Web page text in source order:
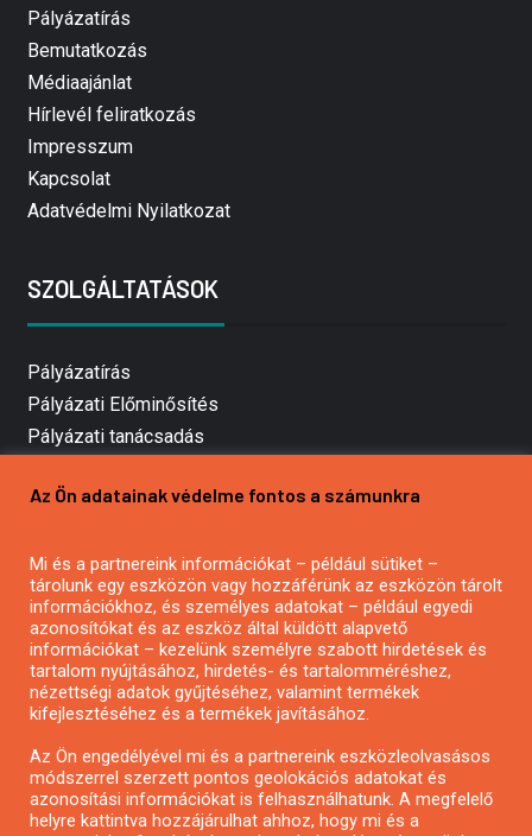
Pályázatírás
Bemutatkozás
Médiaajánlat
Hírlevél feliratkozás
Impresszum
Kapcsolat
Adatvédelmi Nyilatkozat
SZOLGÁLTATÁSOK
Pályázatírás
Pályázati Előminősítés
Pályázati tanácsadás
Mezőgazdasági pályázatírás
Pályázatírás civil szervezeteknek
Pályázatírás önkormányzatoknak
Pályázatfigyelés
Specifikus pályázatfigyelés vagy hírlevél
Pályázatok magánszemélyeknek
Az Ön adatainak védelme fontos a számunkra
Mi és a partnereink információkat – például sütiket –
tárolunk egy eszközön vagy hozzáférünk az eszközön tárolt
információkhoz, és személyes adatokat – például egyedi
azonosítókat és az eszköz által küldött alapvető
információkat – kezelünk személyre szabott hirdetések és
tartalom nyújtásához, hirdetés- és tartalomméréshez,
nézettségi adatok gyűjtéséhez, valamint termékek
kifejlesztéséhez és a termékek javításához.
Az Ön engedélyével mi és a partnereink eszközleolvasásos
módszerrel szerzett pontos geolokációs adatokat és
azonosítási információkat is felhasználhatunk. A megfelelő
helyre kattintva hozzájárulhat ahhoz, hogy mi és a